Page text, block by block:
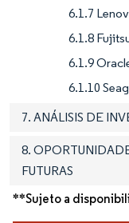
6.1.7
6.1.8
6.1.9
6.1.10
7. ANÁLISIS DE
8.
FUTURAS
**Sujeto a